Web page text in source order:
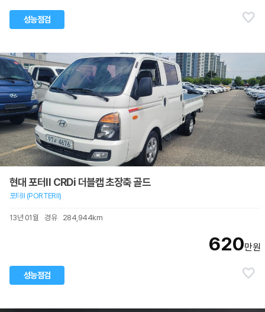
성능점검
현대 포터II CRDi 더블캡 초장축 골드
포터Ⅱ (PORTERⅡ)
13년 01월 경유 284,944km
성능점검
620만원